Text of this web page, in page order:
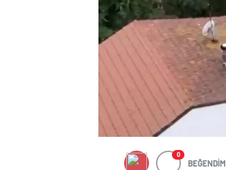
0
BEĞENDİM